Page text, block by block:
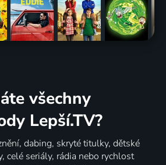
všechny
Lepší.TV?
dabing, skryté titulky, dětské
celé seriály, rádia nebo rychlost